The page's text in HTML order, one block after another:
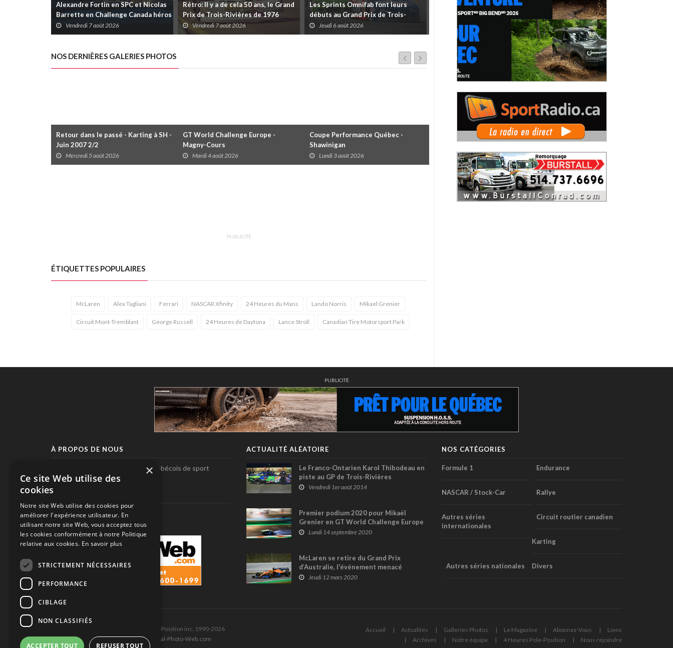
Alexandre Fortin en SPC et Nicolas
Barrette en Challenge Canada héros
des premières courses du week-end
au GP3R
Vendredi 7 août 2026
Rétro: Il y a de cela 50 ans, le Grand
Prix de Trois-Rivières de 1976
Vendredi 7 août 2026
Les Sprints Omnifab font leurs
débuts au Grand Prix de Trois-
Rivières avec un format inspiré de
Daytona
Jeudi 6 août 2026
TB Autosports en piste lors de la
Coupe du Maire au Grand Prix de
Trois-Rivières
Jeudi 6 août 2026
Deux événements phares à venir
pour le film Villeneuve :
d'une légende (+ vidéo)
Jeudi 6 août 2026
NOS DERNIÈRES GALERIES PHOTOS
Retour dans le passé - Karting à SH -
Juin 2007 2/2
Mercredi 5 août 2026
GT World Challenge Europe -
Magny-Cours
Mardi 4 août 2026
Coupe Performance Québec -
Shawinigan
Lundi 3 août 2026
WRC Rallye de Finlande 2026 -
Dimanche 2 août 2026
WRC Rallye de Finlande 2026 -
PUBLICITÉ
ÉTIQUETTES POPULAIRES
McLaren Alex Tagliani Ferrari NASCAR Xfinity 24 Heures du Mans Lando Norris Mikael Grenier
Circuit Mont-Tremblant George Russell 24 Heures de Daytona Lance Stroll Canadian Tire Motorsport Park
PUBLICITÉ
À PROPOS DE NOUS
Pole-Position, le seul magazine québécois de sport
automobile.
SUIVEZ-NOUS
ACTUALITÉ ALÉATOIRE
Le Franco-Ontarien Karol Thibodeau en
piste au GP de Trois-Rivières
Vendredi 1er août 2014
Premier podium 2020 pour Mikaël
Grenier en GT World Challenge Europe
! (+ vidéos)
Lundi 14 septembre 2020
McLaren se retire du Grand Prix
d’Australie, l'événement menacé
d'annulation !
Jeudi 12 mars 2020
NOS CATÉGORIES
Formule 1 Endurance
NASCAR / Stock-Car Rallye
Autres séries
internationales
Circuit routier canadien
Karting
Autres séries nationales Divers
Tous droits réservés © Les Éditions Pole-Position inc. 1990-2026
Ce site est produit et hébergé par Montréal-Photo-Web.com
Accueil Actualités Galleries Photos Le Magazine Abonnez-Vous
Liens
Archives
Notre équipe 4 Heures Pole-Position Nous rejoindre
×
Ce site Web utilise des
cookies
Notre site Web utilise des cookies pour
améliorer l'expérience utilisateur. En
utilisant notre site Web, vous acceptez tous
les cookies conformément à notre Politique
relative aux cookies. En savoir plus
STRICTEMENT NÉCESSAIRES
PERFORMANCE
CIBLAGE
NON CLASSIFIÉS
ACCEPTER TOUT REFUSER TOUT